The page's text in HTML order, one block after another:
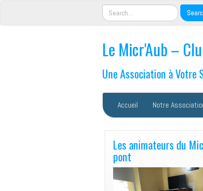
Le Micr'Aub –
Une Association à Votre
Accueil Notre
Les animateurs du
pont